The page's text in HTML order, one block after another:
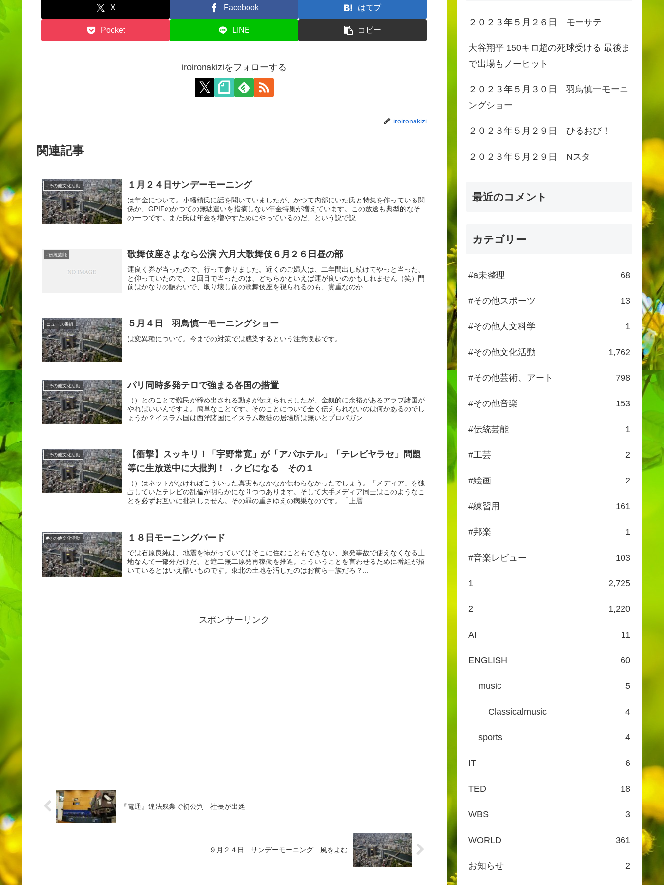
X Facebook はてブ
Pocket LINE コピー
iroironakiziをフォローする
iroironakizi
関連記事
#その他文化活動 １月２４日サンデーモーニング
は年金について。小幡績氏に話を聞いていましたが、かつて内部にいた氏と特集を作っている関
係か、GPIFのかつての無駄遣いを指摘しない年金特集が増えています。この放送も典型的なそ
の一つです。また氏は年金を増やすためにやっているのだ、という説で説...
#伝統芸能 歌舞伎座さよなら公演 六月大歌舞伎６月２６日昼の部
運良く券が当ったので、行って参りました。近くのご婦人は、二年間出し続けてやっと当った、
と仰っていたので、２回目で当ったのは、どちらかといえば運が良いのかもしれません（笑）門
前はかなりの賑わいで、取り壊し前の歌舞伎座を視られるのも、貴重なのか...
ニュース番組 ５月４日 羽鳥慎一モーニングショー
は変異種について。今までの対策では感染するという注意喚起です。
#その他文化活動 パリ同時多発テロで強まる各国の措置
（）とのことで難民が締め出される動きが伝えられましたが、金銭的に余裕があるアラブ諸国が
やればいいんですよ。簡単なことです。そのことについて全く伝えられないのは何かあるのでし
ょうか？イスラム国は西洋諸国にイスラム教徒の居場所は無いとプロパガン...
#その他文化活動
【衝撃】スッキリ！「宇野常寛」が「アパホテル」「テレビヤラセ」問題
等に生放送中に大批判！→クビになる その１
（）はネットがなければこういった真実もなかなか伝わらなかったでしょう。「メディア」を独
占していたテレビの乱倫が明らかになりつつあります。そして大手メディア同士はこのようなこ
とを必ずお互いに批判しません。その罪の重さゆえの病巣なのです。「上層...
#その他文化活動 １８日モーニングバード
では石原良純は、地震を怖がっていてはそこに住むこともできない、原発事故で使えなくなる土
地なんて一部分だけだ、と遮二無二原発再稼働を推進。こういうことを言わせるために番組が招
いているとはいえ酷いものです。東北の土地を汚したのはお前ら一族だろ？...
スポンサーリンク
『電通』違法残業で初公判 社長が出廷
９月２４日 サンデーモーニング 風をよむ
２０２３年５月２６日 モーサテ
大谷翔平 150キロ超の死球受ける 最後ま
で出場もノーヒット
２０２３年５月３０日 羽鳥慎一モーニ
ングショー
２０２３年５月２９日 ひるおび！
２０２３年５月２９日 Nスタ
最近のコメント
カテゴリー
#a未整理 68
#その他スポーツ 13
#その他人文科学 1
#その他文化活動 1,762
#その他芸術、アート 798
#その他音楽 153
#伝統芸能 1
#工芸 2
#絵画 2
#練習用 161
#邦楽 1
#音楽レビュー 103
1 2,725
2 1,220
AI 11
ENGLISH 60
music 5
Classicalmusic 4
sports 4
IT 6
TED 18
WBS 3
WORLD 361
お知らせ 2